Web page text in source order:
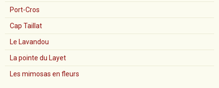
Port-Cros
Cap Taillat
Le Lavandou
La pointe du Layet
Les mimosas en fleurs